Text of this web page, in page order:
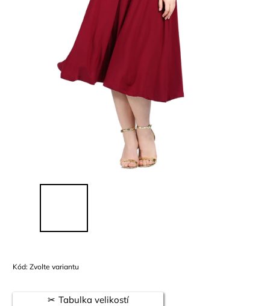
Kód: Zvolte variantu
Tabulka velikostí